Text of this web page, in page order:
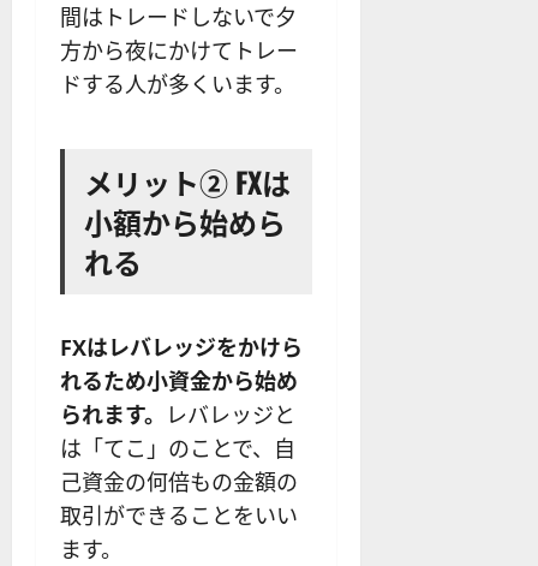
間はトレードしないで夕
方から夜にかけてトレー
ドする人が多くいます。
メリット② FXは
小額から始めら
れる
FXはレバレッジをかけら
れるため小資金から始め
られます。
レバレッジと
は「てこ」のことで、自
己資金の何倍もの金額の
取引ができることをいい
ます。